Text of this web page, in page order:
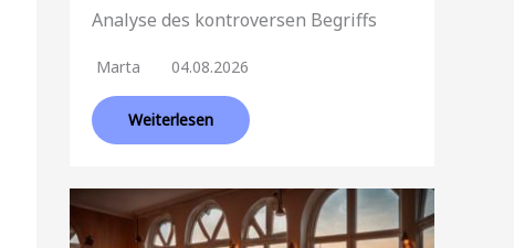
Analyse des kontroversen Begriffs
Marta 04.08.2026
Weiterlesen